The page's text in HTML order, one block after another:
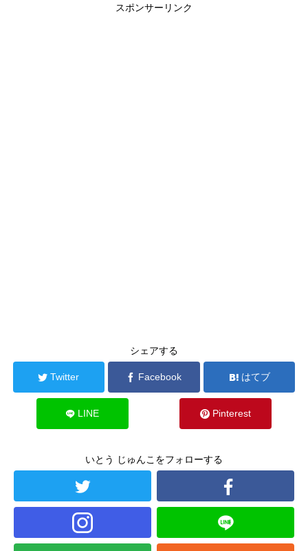
スポンサーリンク
シェアする
Twitter Facebook はてブ
LINE Pinterest
いとう じゅんこをフォローする